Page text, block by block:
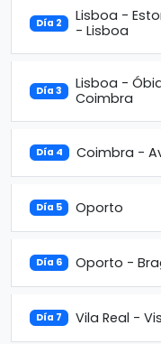
Día 2
Lisboa -
- Lisboa
Día 3
Lisboa -
Coimbra
Día 4 Coimbra -
Día 5 Oporto
Día 6 Oporto -
Día 7 Vila Real -